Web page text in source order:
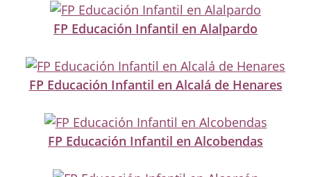
FP Educación Infantil en Alalpardo
FP Educación Infantil en Alcalá de Henares
FP Educación Infantil en Alcobendas